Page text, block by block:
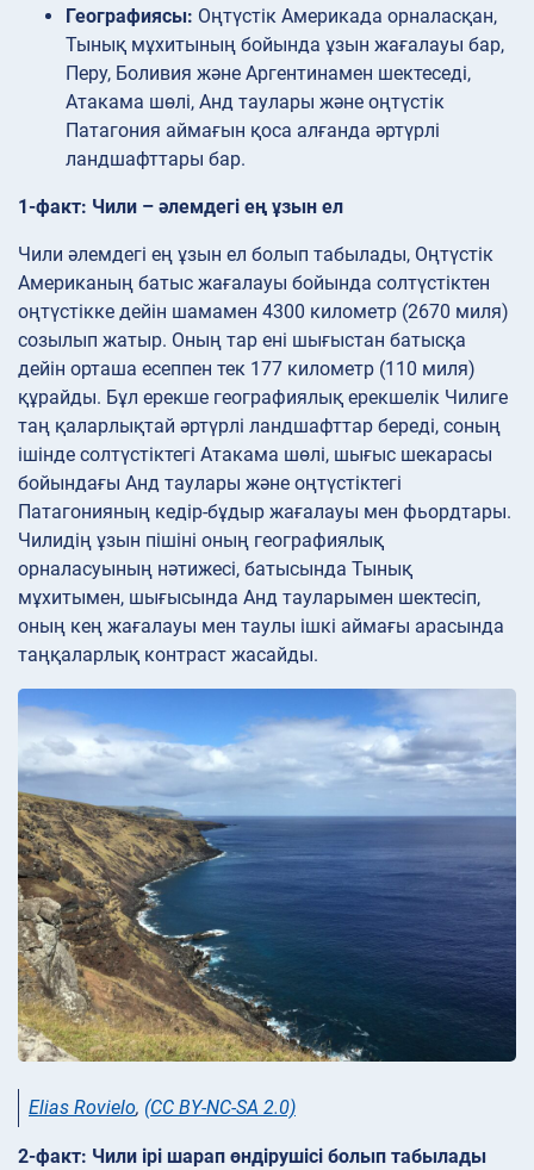
Географиясы: Оңтүстік Америкада орналасқан,
Тынық мұхитының бойында ұзын жағалауы бар,
Перу, Боливия және Аргентинамен шектеседі,
Атакама шөлі, Анд таулары және оңтүстік
Патагония аймағын қоса алғанда әртүрлі
ландшафттары бар.
1-факт: Чили – әлемдегі ең ұзын ел
Чили әлемдегі ең ұзын ел болып табылады, Оңтүстік
Американың батыс жағалауы бойында солтүстіктен
оңтүстікке дейін шамамен 4300 километр (2670 миля)
созылып жатыр. Оның тар ені шығыстан батысқа
дейін орташа есеппен тек 177 километр (110 миля)
құрайды. Бұл ерекше географиялық ерекшелік Чилиге
таң қаларлықтай әртүрлі ландшафттар береді, соның
ішінде солтүстіктегі Атакама шөлі, шығыс шекарасы
бойындағы Анд таулары және оңтүстіктегі
Патагонияның кедір-бұдыр жағалауы мен фьордтары.
Чилидің ұзын пішіні оның географиялық
орналасуының нәтижесі, батысында Тынық
мұхитымен, шығысында Анд тауларымен шектесіп,
оның кең жағалауы мен таулы ішкі аймағы арасында
таңқаларлық контраст жасайды.
Elias Rovielo, (CC BY-NC-SA 2.0)
2-факт: Чили ірі шарап өндірушісі болып табылады